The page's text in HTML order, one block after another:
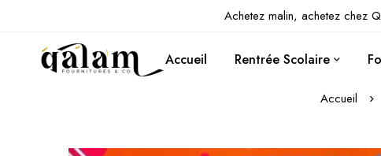
Achetez malin, achetez chez
Accueil Rentrée Scolaire
Accueil